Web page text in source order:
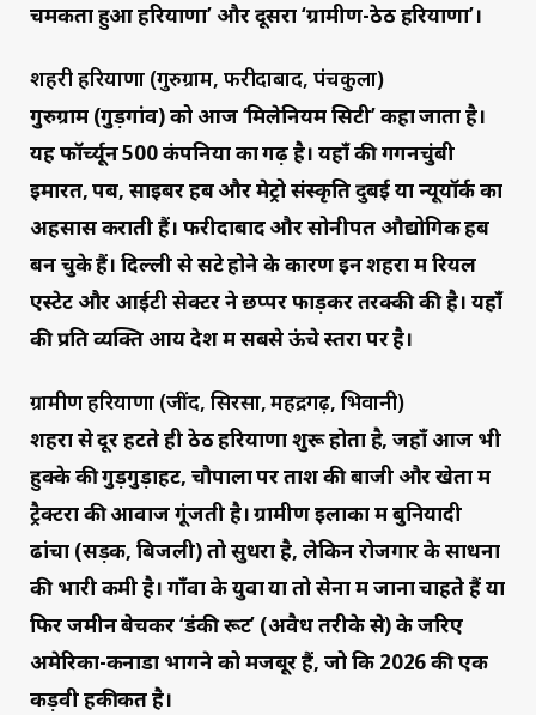
चमकता हुआ हरियाणा’ और दूसरा ‘ग्रामीण-ठेठ हरियाणा’।
शहरी हरियाणा (गुरुग्राम, फरीदाबाद, पंचकुला)
गुरुग्राम (गुड़गांव) को आज ‘मिलेनियम सिटी’ कहा जाता है।
यह फॉर्च्यून 500 कंपनियों का गढ़ है। यहाँ की गगनचुंबी
इमारतें, पब, साइबर हब और मेट्रो संस्कृति दुबई या न्यूयॉर्क का
अहसास कराती हैं। फरीदाबाद और सोनीपत औद्योगिक हब
बन चुके हैं। दिल्ली से सटे होने के कारण इन शहरों में रियल
एस्टेट और आईटी सेक्टर ने छप्पर फाड़कर तरक्की की है। यहाँ
की प्रति व्यक्ति आय देश में सबसे ऊंचे स्तरों पर है।
ग्रामीण हरियाणा (जींद, सिरसा, महेंद्रगढ़, भिवानी)
शहरों से दूर हटते ही ठेठ हरियाणा शुरू होता है, जहाँ आज भी
हुक्के की गुड़गुड़ाहट, चौपालों पर ताश की बाजी और खेतों में
ट्रैक्टरों की आवाज गूंजती है। ग्रामीण इलाकों में बुनियादी
ढांचा (सड़कें, बिजली) तो सुधरा है, लेकिन रोजगार के साधनों
की भारी कमी है। गाँवों के युवा या तो सेना में जाना चाहते हैं या
फिर जमीन बेचकर ‘डंकी रूट’ (अवैध तरीके से) के जरिए
अमेरिका-कनाडा भागने को मजबूर हैं, जो कि 2026 की एक
कड़वी हकीकत है।